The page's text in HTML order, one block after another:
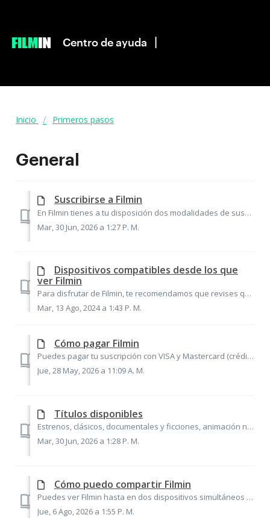
|
Centro de ayuda
Inicio Primeros pasos
General
Suscribirse a Filmin
En Filmin tienes a tu disposición dos modalidades de suscripción: la suscripción mensual (9,99€) y la suscripción anual (99€). Con ellas podrás ver tantas v...
Mar, 30 Jun, 2026 a 1:27 P. M.
Dispositivos compatibles desde los que
ver Filmin
Para disfrutar de Filmin, te recomendamos que revises que tu dispositivo cumple los requisitos mínimos y se encuentra entre los siguientes modelos: Ver Fi...
Mar, 13 Ago, 2024 a 1:43 P. M.
Cómo pagar Filmin
Puedes pagar tu suscripción con VISA y Mastercard (crédito y débito), tarjeta monedero y PayPal. No podrás realizar los pagos con American Express ni domici...
Jue, 28 May, 2026 a 11:09 A. M.
Títulos disponibles
Estrenos, clásicos, documentales y ficciones, animación nacional, europea y asiática, grandes series de televisión y las mejores películas españolas de cada...
Mar, 30 Jun, 2026 a 1:28 P. M.
Cómo puedo compartir Filmin
Puedes ver Filmin hasta en dos dispositivos simultáneos con la misma cuenta, ya sea desde la misma dirección de IP o diferente. Para poder acceder desde otr...
Jue, 6 Ago, 2026 a 1:55 P. M.